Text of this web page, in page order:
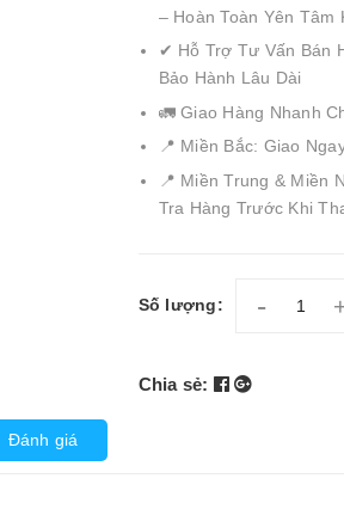
– Hoàn Toàn Yên Tâm
✔ Hỗ Trợ Tư Vấn Bán
Bảo Hành Lâu Dài
🚛 Giao Hàng Nhanh
📍 Miền Bắc: Giao
📍 Miền Trung & Miền
Tra Hàng Trước Khi
Số lượng: -
Chia sẻ:
Đánh giá